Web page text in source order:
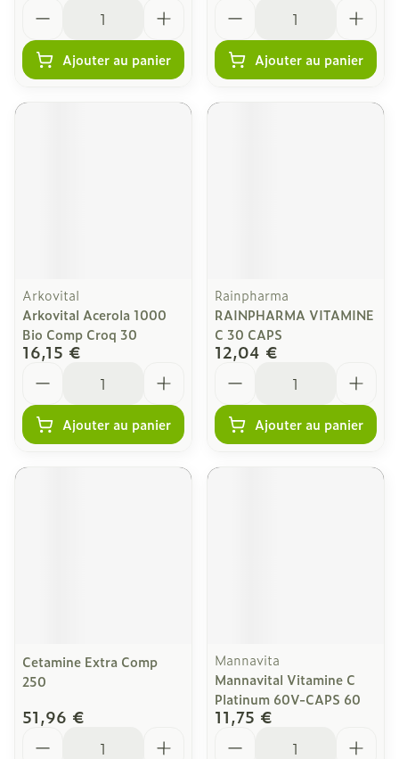
Ajouter au panier Ajouter au panier
Arkovital
Arkovital Acerola 1000
Bio Comp Croq 30
16,15 €
Ajouter au panier
Rainpharma
RAINPHARMA VITAMINE
C 30 CAPS
12,04 €
Ajouter au panier
Cetamine Extra Comp
250
51,96 €
Mannavita
Mannavital Vitamine C
Platinum 60V-CAPS 60
11,75 €